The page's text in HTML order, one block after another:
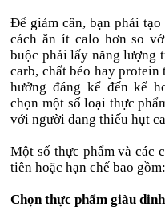
Để giảm cân, bạn phải
cách ăn ít calo hơn so
buộc phải lấy năng lượng
carb, chất béo hay
hưởng đáng kể đến kế
chọn một số loại thực
với người đang thiếu hụt
Một số thực phẩm và các
tiên hoặc hạn chế bao gồm:
Chọn thực phẩm giàu